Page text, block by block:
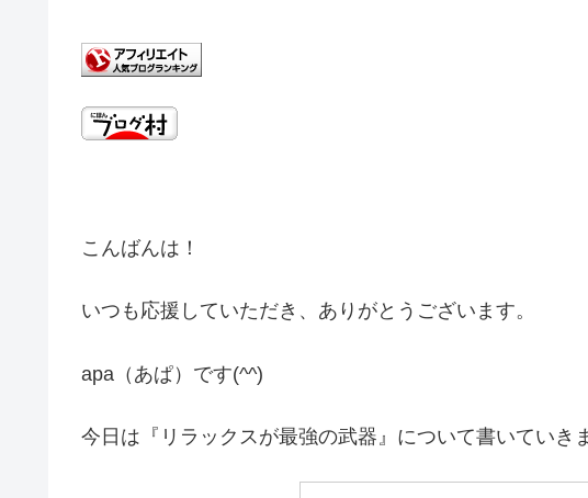
こんばんは！
いつも応援していただき、ありがとうございます。
apa（あぱ）です(^^)
今日は『リラックスが最強の武器』について書いていき